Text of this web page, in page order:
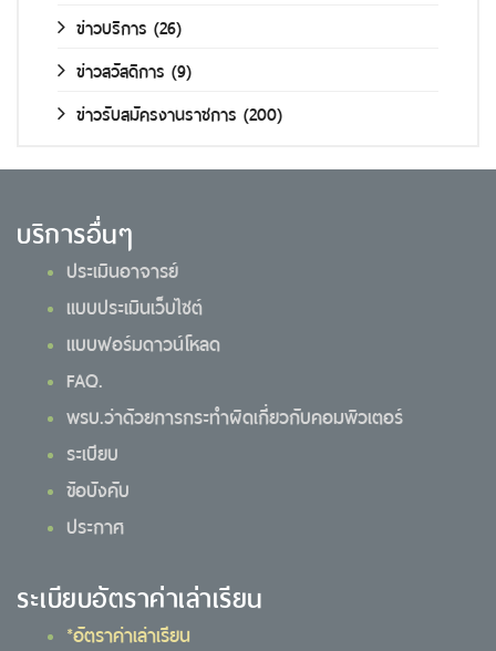
ข่าวบริการ (26)
ข่าวสวัสดิการ (9)
ข่าวรับสมัครงานราชการ (200)
บริการอื่นๆ
ประเมินอาจารย์
แบบประเมินเว็บไซต์
แบบฟอร์มดาวน์โหลด
FAQ.
พรบ.ว่าด้วยการกระทำผิดเกี่ยวกับคอมพิวเตอร์
ระเบียบ
ข้อบังคับ
ประกาศ
ระเบียบอัตราค่าเล่าเรียน
*อัตราค่าเล่าเรียน